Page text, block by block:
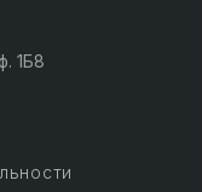
1Б8